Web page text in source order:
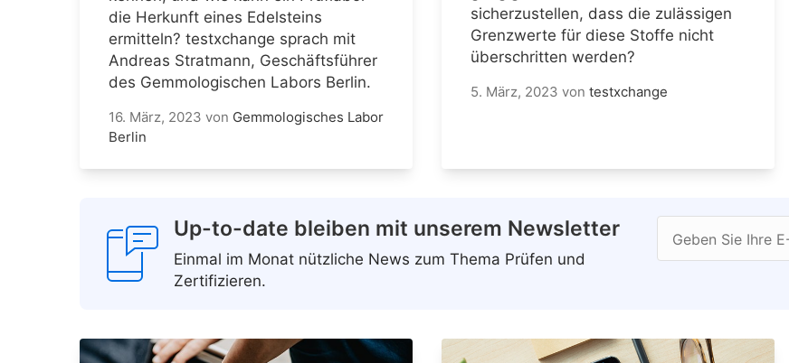
die Herkunft eines Edelsteins
ermitteln? testxchange sprach mit
Andreas Stratmann, Geschäftsführer
des Gemmologischen Labors Berlin.
16. März, 2023 von Gemmologisches Labor
Berlin
sicherzustellen, dass die zulässigen
Grenzwerte für diese Stoffe nicht
überschritten werden?
5. März, 2023 von testxchange
Up-to-date bleiben mit unserem Newsletter
Einmal im Monat nützliche News zum Thema Prüfen und
Zertifizieren.
Geben Sie Ihre